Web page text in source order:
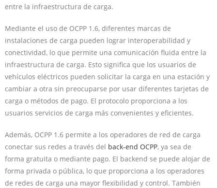
entre la infraestructura de carga.
Mediante el uso de OCPP 1.6, diferentes marcas de
instalaciones de carga pueden lograr interoperabilidad y
conectividad, lo que permite una comunicación fluida entre la
infraestructura de carga. Esto significa que los usuarios de
vehículos eléctricos pueden solicitar la carga en una estación y
cambiar a otra sin preocuparse por usar diferentes tarjetas de
carga o métodos de pago. El protocolo proporciona a los
usuarios servicios de carga más convenientes y eficientes.
Además, OCPP 1.6 permite a los operadores de red de carga
conectar sus redes a través del back-end OCPP, ya sea de
forma gratuita o mediante pago. El backend se puede alojar de
forma privada o pública, lo que proporciona a los operadores
de redes de carga una mayor flexibilidad y control. También